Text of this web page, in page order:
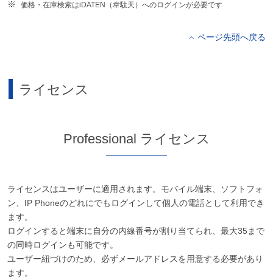
価格・在庫検索はiDATEN（韋駄天）へのログインが必要です
ページ先頭へ戻る
ライセンス
Professional ライセンス
ライセンスはユーザーに適用されます。モバイル端末、ソフトフォ
ン、IP Phoneのどれにでもログインして個人の電話として利用でき
ます。
ログインすると端末に自分の内線番号が割り当てられ、最大35まで
の同時ログインも可能です。
ユーザー紐づけのため、必ずメールアドレスを用意する必要があり
ます。